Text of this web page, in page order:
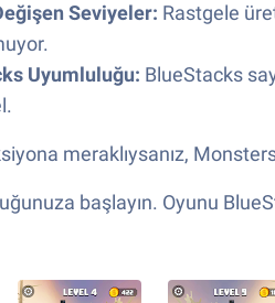
Seviyeler: Rastgele
Uyumluluğu: BlueStacks
meraklıysanız,
başlayın. Oyunu